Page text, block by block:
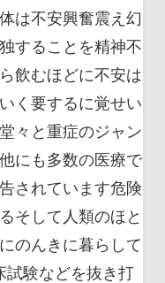
は不安興奮震え幻
することを精神不
飲むほどに不安は
く要するに覚せい
々と重症のジャン
にも多数の医療で
されています危険
そして人類のほと
のんきに暮らして
試験などを抜き打